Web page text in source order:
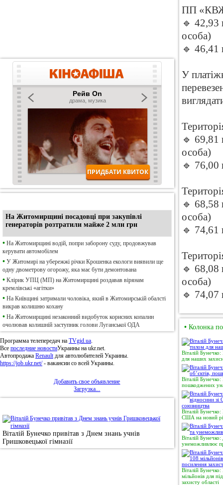
На Житомирщині посадовці при закупівлі
генераторів розтратили майже 2 млн грн
• На Житомирщині водій, попри заборону суду, продовжував
керувати автомобілем
• У Житомирі на убережжі річки Крошенка екологи виявили ще
одну двометрову огорожу, яка має бути демонтована
• Клірик УПЦ (МП) на Житомирщині роздавав вірянам
кремлівські «агітки»
• На Київщині затримали чоловіка, який в Житомирській обалсті
викрав колишню кохану
• На Житомирщині незаконний видобуток корисних копалин
очолював колишній заступник голови Луганської ОДА
Программа телепередач на TVgid.ua.
Все последние новостиУкраины на ukr.net.
Автопродажа Renaultдля автолюбителей Украины.
https://job.ukr.net/- вакансии со всей Украины.
Добавить свое объявление
Загрузка...
Віталій Бунечко привітав з Днем знань учнів
Гришковецької гімназії
ПП
🔹 42,93
особа)
🔹 46,41
У
🔹 69,81
особа)
🔹 76,00
🔹 68,58
особа)
🔹 74,61
🔹 68,08
особа)
🔹 74,07
• Колонка
Віталій
для наших
Віталій
пошкоджених
Віталій
США на новий
Віталій
унеможливлює
Віталій
мільйонів для
захисту області